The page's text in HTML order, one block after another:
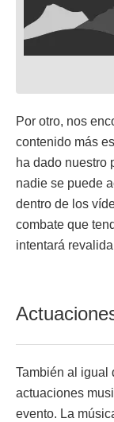
Por otro, nos
contenido más
ha dado nuestro
nadie se puede
dentro de los
combate que
intentará
También al igual
actuaciones
evento. La